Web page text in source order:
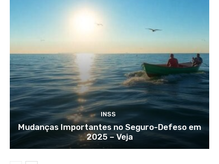
INSS
Mudanças Importantes no Seguro-Defeso em
2025 – Veja